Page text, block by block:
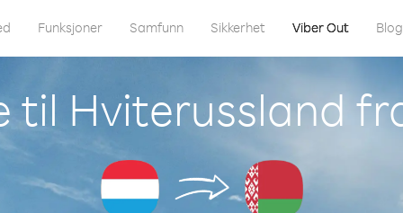
Funksjoner Samfunn Sikkerhet Viber Out
til Hviterussland